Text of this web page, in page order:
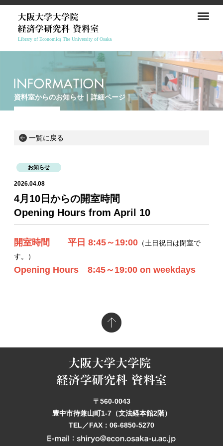
資料室からのお知らせ｜詳細ページ｜
一覧に戻る
お知らせ
2026.04.08
4月10日からの開室時間
Opening Hours from April 10
開室時間 平日 8:45～19:00 （土日祝日は閉室で
す。）
Opening Hours 8:45～19:00 on weekdays
〒560-0043
豊中市待兼山町1-7（文法経本館2階）
TEL／FAX：06-6850-5270